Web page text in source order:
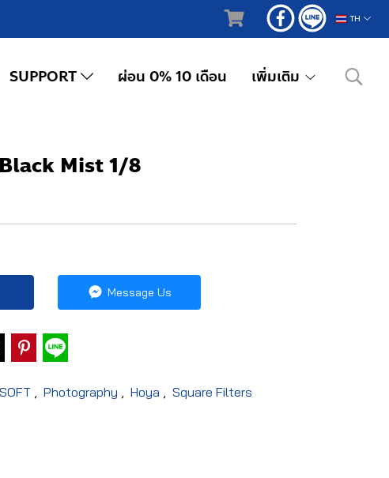
TH
SUPPORT ผ่อน 0% 10 เดือน เพิ่มเติม
Mist 1/8
Message Us
SOFT Photography Hoya Square Filters